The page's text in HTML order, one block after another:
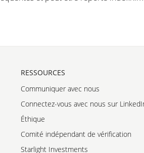
RESSOURCES
Communiquer avec nous
Connectez-vous avec nous sur
Éthique
Comité indépendant de vérification
Starlight Investments